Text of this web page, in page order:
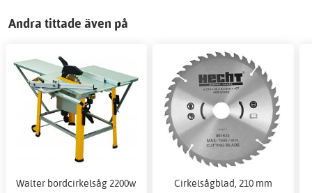
Andra tittade även på
Walter bordcirkelsåg 2200w Cirkelsågblad, 210 mm